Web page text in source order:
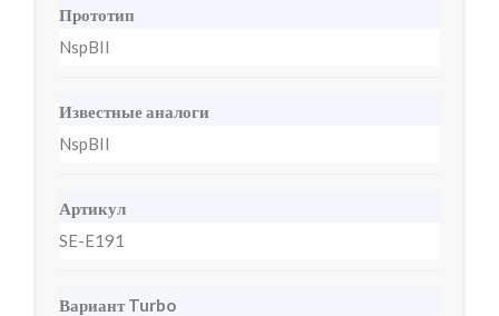
Прототип
NspBII
Известные аналоги
NspBII
Артикул
SE-E191
Вариант Turbo